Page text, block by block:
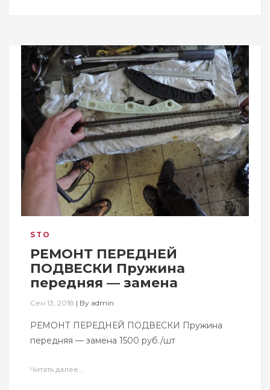
STO
РЕМОНТ ПЕРЕДНЕЙ
ПОДВЕСКИ Пружина
передняя — замена
Сен 13, 2018 | By admin
РЕМОНТ ПЕРЕДНЕЙ ПОДВЕСКИ Пружина
передняя — замена 1500 руб./шт
Читать далее...